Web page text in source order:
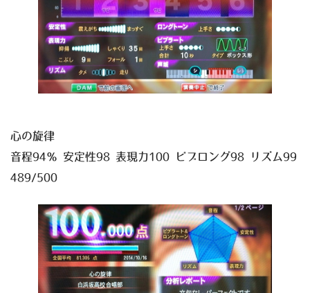
心の旋律
音程94％ 安定性98 表現力100 ビブロング98 リズム99
489/500